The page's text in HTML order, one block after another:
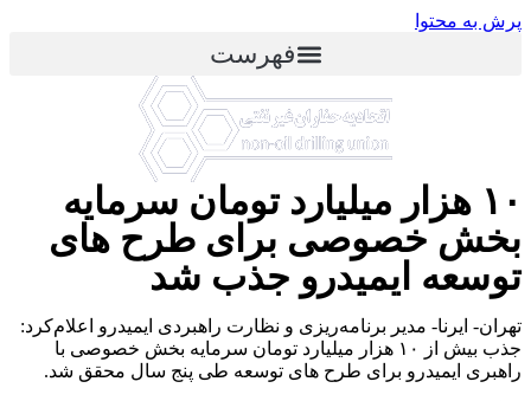
پرش به محتوا
فهرست
۱۰ هزار میلیارد تومان سرمایه
بخش خصوصی برای طرح های
توسعه ایمیدرو جذب شد
تهران- ایرنا- مدیر برنامه‌ریزی و نظارت راهبردی ایمیدرو اعلام‌کرد:
جذب بیش از ۱۰ هزار میلیارد تومان سرمایه بخش خصوصی با
راهبری ایمیدرو برای طرح های توسعه طی پنج سال محقق شد.